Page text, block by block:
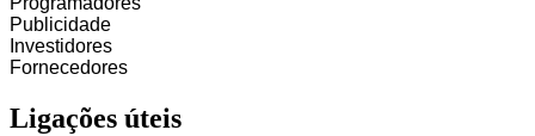
Publicidade
Investidores
Fornecedores
Ligações úteis